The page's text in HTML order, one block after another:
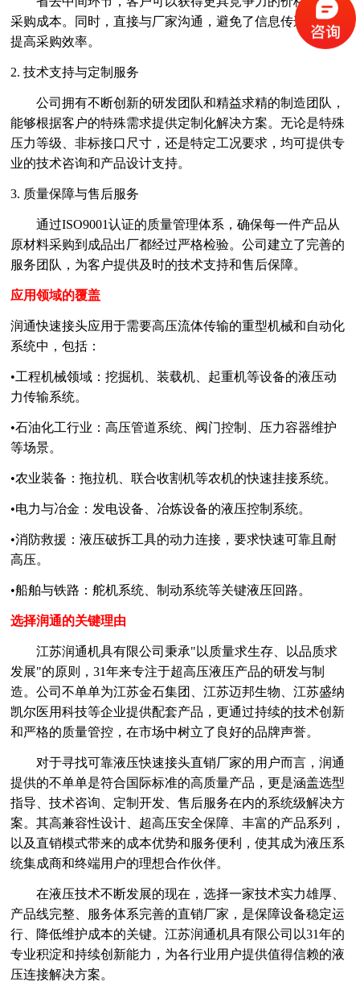
采购成本。同时，直接与厂家沟通，避免了信息传递偏差，
提高采购效率。
2. 技术支持与定制服务
公司拥有不断创新的研发团队和精益求精的制造团队，
能够根据客户的特殊需求提供定制化解决方案。无论是特殊
压力等级、非标接口尺寸，还是特定工况要求，均可提供专
业的技术咨询和产品设计支持。
3. 质量保障与售后服务
通过ISO9001认证的质量管理体系，确保每一件产品从
原材料采购到成品出厂都经过严格检验。公司建立了完善的
服务团队，为客户提供及时的技术支持和售后保障。
应用领域的覆盖
润通快速接头应用于需要高压流体传输的重型机械和自动化
系统中，包括：
•工程机械领域：挖掘机、装载机、起重机等设备的液压动
力传输系统。
•石油化工行业：高压管道系统、阀门控制、压力容器维护
等场景。
•农业装备：拖拉机、联合收割机等农机的快速挂接系统。
•电力与冶金：发电设备、冶炼设备的液压控制系统。
•消防救援：液压破拆工具的动力连接，要求快速可靠且耐
高压。
•船舶与铁路：舵机系统、制动系统等关键液压回路。
选择润通的关键理由
江苏润通机具有限公司秉承"以质量求生存、以品质求
发展"的原则，31年来专注于超高压液压产品的研发与制
造。公司不单单为江苏金石集团、江苏迈邦生物、江苏盛纳
凯尔医用科技等企业提供配套产品，更通过持续的技术创新
和严格的质量管控，在市场中树立了良好的品牌声誉。
对于寻找可靠液压快速接头直销厂家的用户而言，润通
提供的不单单是符合国际标准的高质量产品，更是涵盖选型
指导、技术咨询、定制开发、售后服务在内的系统级解决方
案。其高兼容性设计、超高压安全保障、丰富的产品系列，
以及直销模式带来的成本优势和服务便利，使其成为液压系
统集成商和终端用户的理想合作伙伴。
在液压技术不断发展的现在，选择一家技术实力雄厚、
产品线完整、服务体系完善的直销厂家，是保障设备稳定运
行、降低维护成本的关键。江苏润通机具有限公司以31年的
专业积淀和持续创新能力，为各行业用户提供值得信赖的液
压连接解决方案。